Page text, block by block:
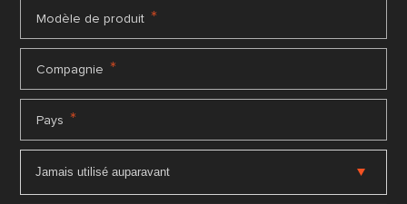
Modèle de produit *
Compagnie *
Pays *